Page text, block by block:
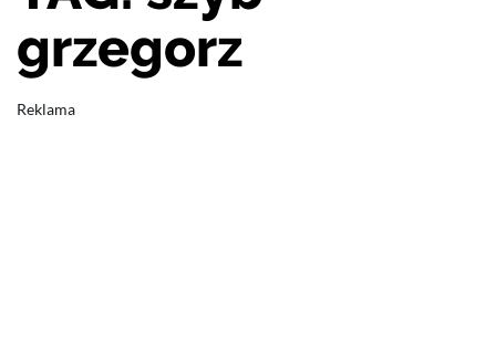
grzegorz
Reklama